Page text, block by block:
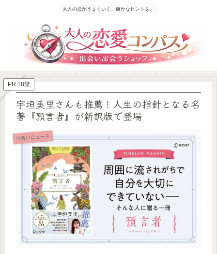
大人の恋がうまくいく、確かなヒントを。
PR 18禁
宇垣美里さんも推薦！人生の指針となる名
著『預言者』が新訳版で登場
出会いニュース